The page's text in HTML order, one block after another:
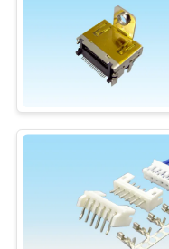
PRIVACY
Pin